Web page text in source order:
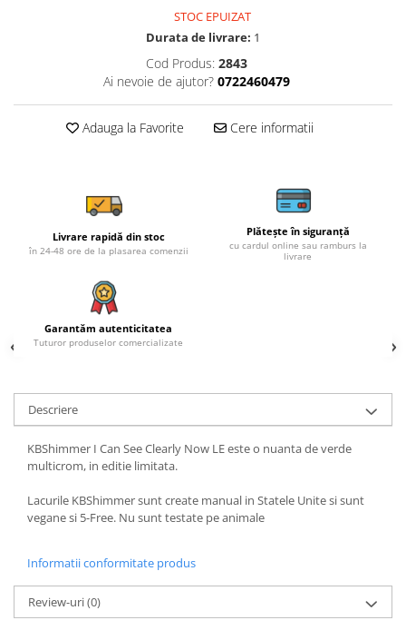
STOC EPUIZAT
Durata de livrare: 1
Cod Produs: 2843
Ai nevoie de ajutor? 0722460479
Adauga la Favorite Cere informatii
Livrare rapidă din stoc
în 24-48 ore de la plasarea comenzii
Plătește în siguranță
cu cardul online sau ramburs la
livrare
Garantăm autenticitatea
Tuturor produselor comercializate
Descriere
KBShimmer I Can See Clearly Now LE este o nuanta de verde
multicrom, in editie limitata.
Lacurile KBShimmer sunt create manual in Statele Unite si sunt
vegane si 5-Free. Nu sunt testate pe animale
Informatii conformitate produs
Review-uri(0)